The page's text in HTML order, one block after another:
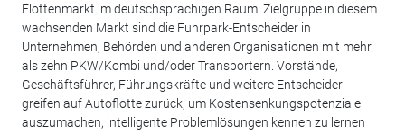
Flottenmarkt im deutschsprachigen Raum. Zielgruppe in diesem
wachsenden Markt sind die Fuhrpark-Entscheider in
Unternehmen, Behörden und anderen Organisationen mit mehr
als zehn PKW/Kombi und/oder Transportern. Vorstände,
Geschäftsführer, Führungskräfte und weitere Entscheider
greifen auf Autoflotte zurück, um Kostensenkungspotenziale
auszumachen, intelligente Problemlösungen kennen zu lernen